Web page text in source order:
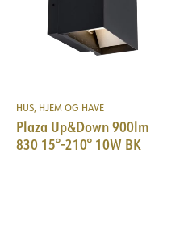
HUS, HJEM OG HAVE
Plaza Up&Down 900lm
830 15°-210° 10W BK